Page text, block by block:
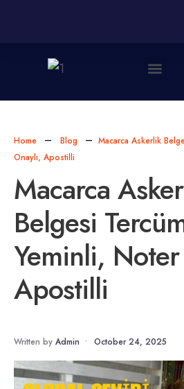
Home Blog
Macarca Askerlik
Onaylı, Apostilli
Macarca
Belgesi
Yeminli, Noter
Apostilli
Written by Admin • October 24, 2025